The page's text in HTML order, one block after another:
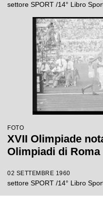
settore SPORT /14° Libro
FOTO
XVII Olimpiade
Olimpiadi di Roma
02 SETTEMBRE 1960
settore SPORT /14° Libro